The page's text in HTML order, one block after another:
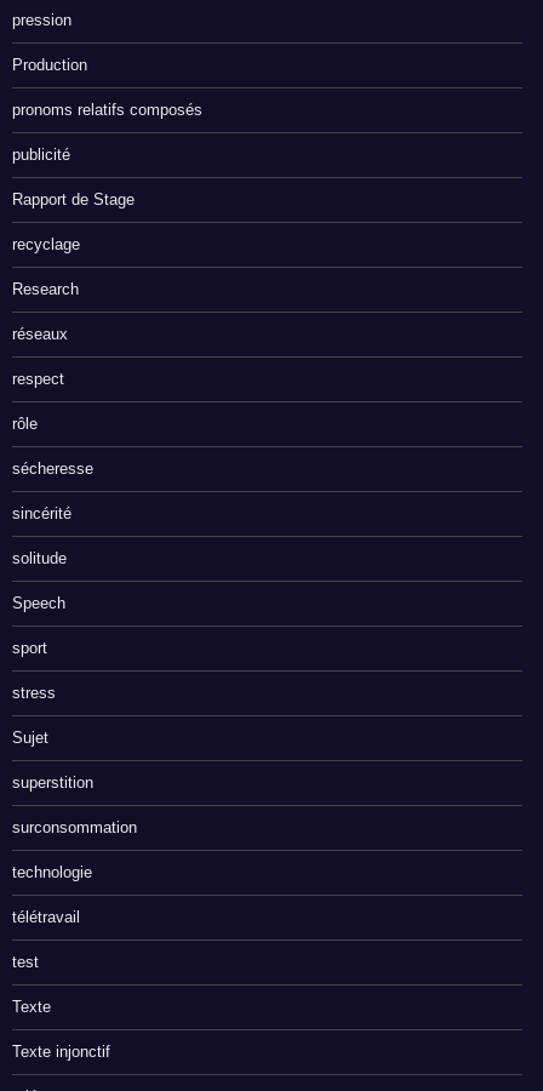
pression
Production
pronoms relatifs composés
publicité
Rapport de Stage
recyclage
Research
réseaux
respect
rôle
sécheresse
sincérité
solitude
Speech
sport
stress
Sujet
superstition
surconsommation
technologie
télétravail
test
Texte
Texte injonctif